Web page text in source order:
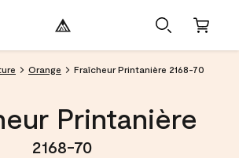
Orange Fraîcheur Printanière 2168-70
Printanière
2168-70